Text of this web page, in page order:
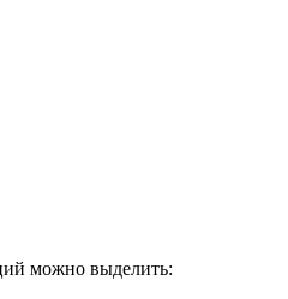
можно выделить: